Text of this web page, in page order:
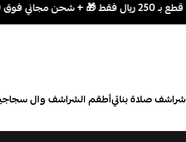
شراشف صلاة بناتيأطقم الشراشف وال